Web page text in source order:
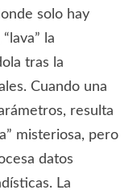
solo hay
la
tras la
Cuando una
resulta
misteriosa, pero
datos
La